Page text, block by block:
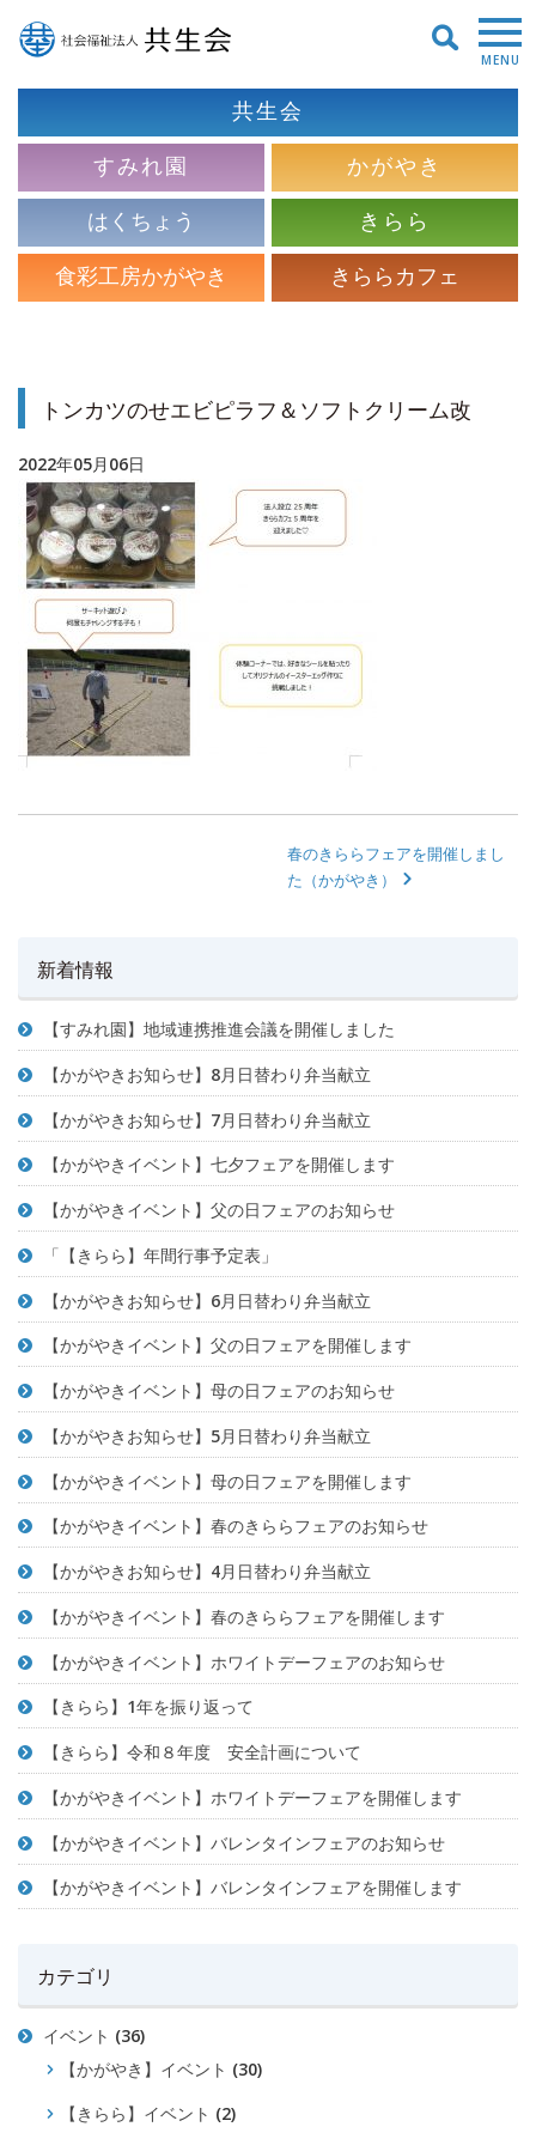
MENU
共生会
すみれ園
かがやき
はくちょう
きらら
食彩工房かがやき
きららカフェ
トンカツのせエビピラフ＆ソフトクリーム改
2022年05月06日
春のきららフェアを開催しまし
た（かがやき）
新着情報
【すみれ園】地域連携推進会議を開催しました
【かがやきお知らせ】8月日替わり弁当献立
【かがやきお知らせ】7月日替わり弁当献立
【かがやきイベント】七夕フェアを開催します
【かがやきイベント】父の日フェアのお知らせ
「【きらら】年間行事予定表」
【かがやきお知らせ】6月日替わり弁当献立
【かがやきイベント】父の日フェアを開催します
【かがやきイベント】母の日フェアのお知らせ
【かがやきお知らせ】5月日替わり弁当献立
【かがやきイベント】母の日フェアを開催します
【かがやきイベント】春のきららフェアのお知らせ
【かがやきお知らせ】4月日替わり弁当献立
【かがやきイベント】春のきららフェアを開催します
【かがやきイベント】ホワイトデーフェアのお知らせ
【きらら】1年を振り返って
【きらら】令和８年度 安全計画について
【かがやきイベント】ホワイトデーフェアを開催します
【かがやきイベント】バレンタインフェアのお知らせ
【かがやきイベント】バレンタインフェアを開催します
カテゴリ
イベント (36)
【かがやき】イベント (30)
【きらら】イベント (2)